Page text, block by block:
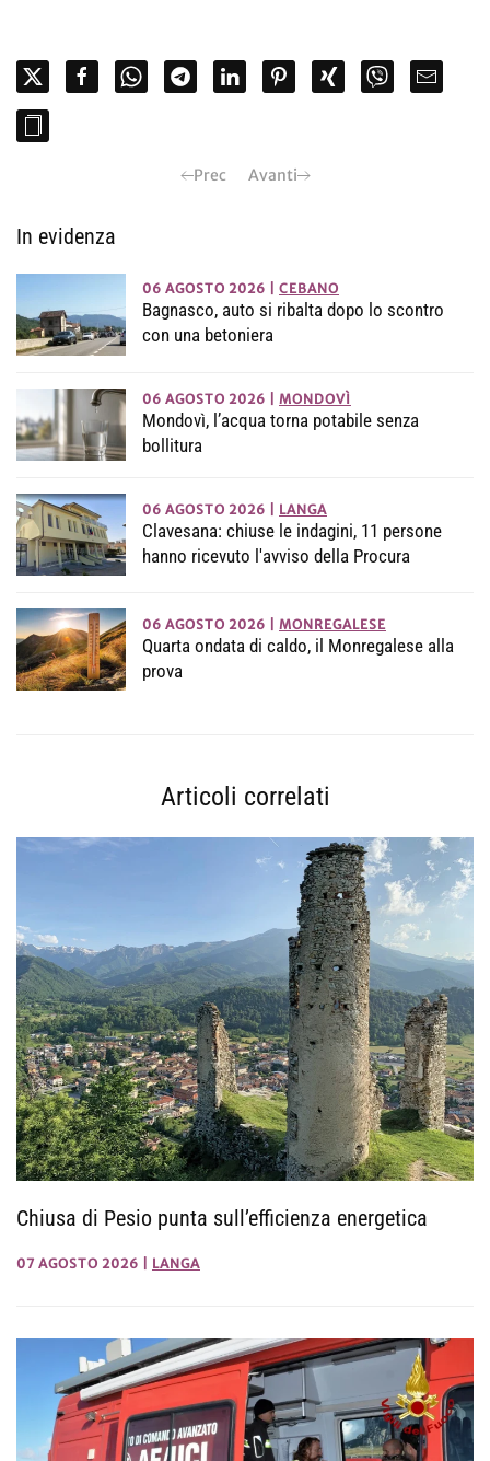
Prec Avanti
In evidenza
06 AGOSTO 2026 CEBANO
Bagnasco, auto si ribalta dopo lo scontro
con una betoniera
06 AGOSTO 2026 MONDOVÌ
Mondovì, l’acqua torna potabile senza
bollitura
06 AGOSTO 2026 LANGA
Clavesana: chiuse le indagini, 11 persone
hanno ricevuto l'avviso della Procura
06 AGOSTO 2026 MONREGALESE
Quarta ondata di caldo, il Monregalese alla
prova
Articoli correlati
Chiusa di Pesio punta sull’efficienza energetica
07 AGOSTO 2026 LANGA